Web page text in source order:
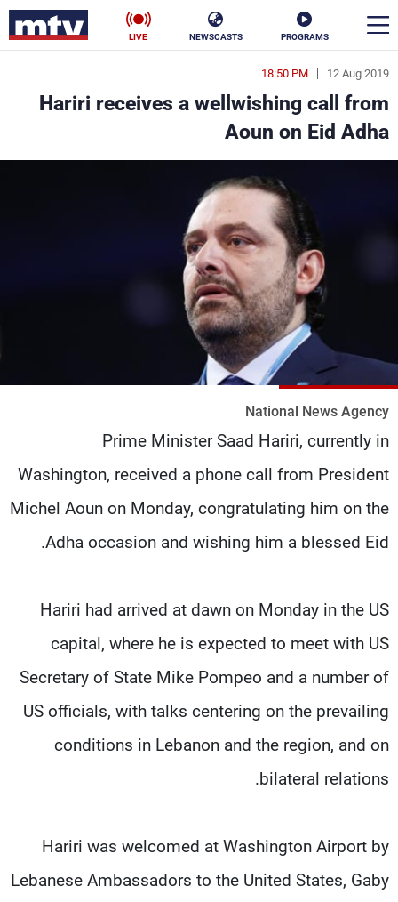
PROGRAMS
NEWSCASTS
LIVE
12 Aug 2019
18:50 PM
Hariri receives a wellwishing call from
Aoun on Eid Adha
National News Agency
Prime Minister Saad Hariri, currently in
Washington, received a phone call from President
Michel Aoun on Monday, congratulating him on the
Adha occasion and wishing him a blessed Eid.
Hariri had arrived at dawn on Monday in the US
capital, where he is expected to meet with US
Secretary of State Mike Pompeo and a number of
US officials, with talks centering on the prevailing
conditions in Lebanon and the region, and on
bilateral relations.
Hariri was welcomed at Washington Airport by
Lebanese Ambassadors to the United States, Gaby
en
الأخبار
سياسة ناس
رياضة
كأس العالم
جدول البرامج
شاهد البرامج
الترددات
عن MTV
الإنـتـاج
لاعلاناتكم
تواصل معنا
شروط الإسـتخدام